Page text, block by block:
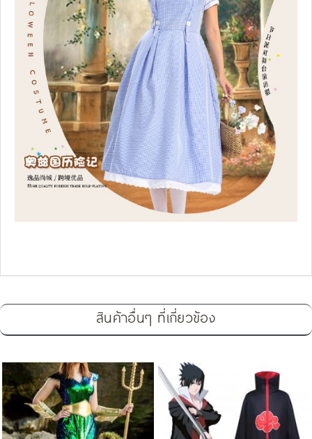
สินค้าอื่นๆ ที่เกี่ยวข้อง